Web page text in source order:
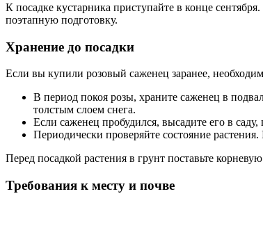
К посадке кустарника приступайте в конце
поэтапную подготовку.
Хранение до посадки
Если вы купили розовый саженец заранее,
В период покоя розы, храните саженец в
толстым слоем снега.
Если саженец пробудился, высадите его в
Периодически проверяйте состояние
Перед посадкой растения в грунт поставьте
Требования к месту и почве